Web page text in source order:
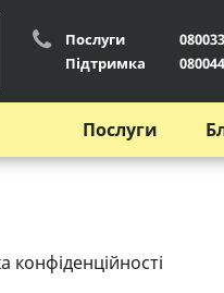
Послуги
Підтримка
Послуги
конфіденційності